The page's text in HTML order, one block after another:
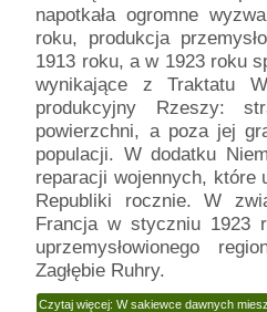
napotkała ogromne
roku, produkcja
1913 roku, a w 1923 roku
wynikające z Traktatu
produkcyjny Rzeszy:
powierzchni, a poza jej
populacji. W dodatku
reparacji wojennych, które
Republiki rocznie. W
Francja w styczniu 1923
uprzemysłowionego
Zagłębie Ruhry.
Czytaj więcej: W sakiewce dawnych